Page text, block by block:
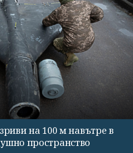
на 100 м навътре в
пространство